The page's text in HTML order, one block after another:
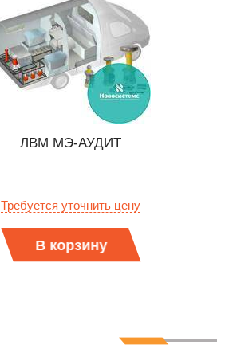
ЛВМ МЭ-АУДИТ
Требуется уточнить цену
В корзину